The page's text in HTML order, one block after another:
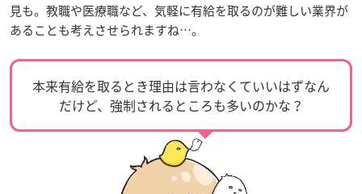
見も。教職や医療職など、気軽に有給を取るのが難しい業界が
あることも考えさせられますね…。
本来有給を取るとき理由は言わなくていいはずなん
だけど、強制されるところも多いのかな？